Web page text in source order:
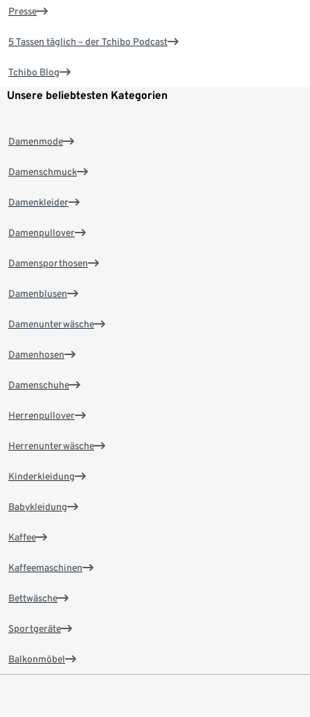
Presse
5 Tassen täglich – der Tchibo Podcast
Tchibo Blog
Unsere beliebtesten Kategorien
Damenmode
Damenschmuck
Damenkleider
Damenpullover
Damensporthosen
Damenblusen
Damenunterwäsche
Damenhosen
Damenschuhe
Herrenpullover
Herrenunterwäsche
Kinderkleidung
Babykleidung
Kaffee
Kaffeemaschinen
Bettwäsche
Sportgeräte
Balkonmöbel